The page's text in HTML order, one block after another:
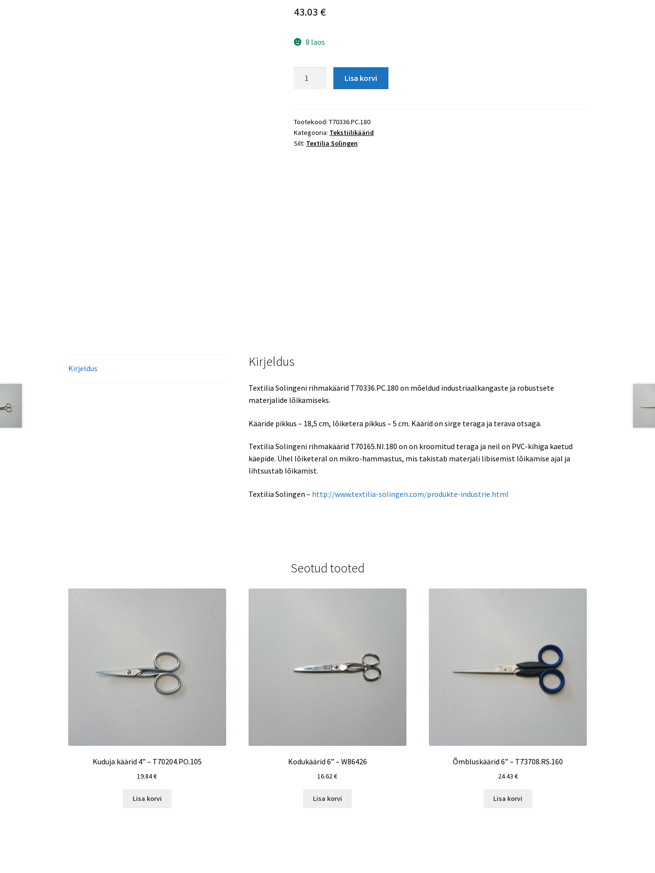
43.03 €
8 laos
Lisa korvi
Tootekood: T70336.PC.180
Kategooria: Tekstiilikäärid
Silt: Textilia Solingen
Kirjeldus Kirjeldus
Textilia Solingeni rihmakäärid T70336.PC.180 on mõeldud industriaalkangaste ja robustsete
materjalide lõikamiseks.
Kääride pikkus – 18,5 cm, lõiketera pikkus – 5 cm. Käärid on sirge teraga ja terava otsaga.
Textilia Solingeni rihmakäärid T70165.NI.180 on on kroomitud teraga ja neil on PVC-kihiga kaetud
käepide. Ühel lõiketeral on mikro-hammastus, mis takistab materjali libisemist lõikamise ajal ja
lihtsustab lõikamist.
Textilia Solingen – http://www.textilia-solingen.com/produkte-industrie.html
Seotud tooted
Kuduja käärid 4” – T70204.PO.105
19.84€
Lisa korvi
Kodukäärid 6” – W86426
16.62€
Lisa korvi
Õmbluskäärid 6” – T73708.RS.160
24.43 €
Lisa korvi